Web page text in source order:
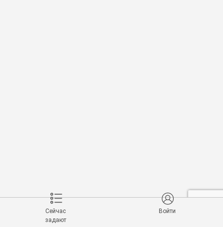
Сейчас
задают
Войти